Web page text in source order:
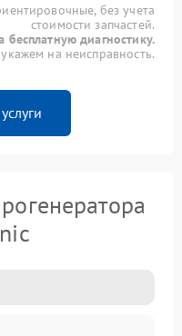
без учета
стоимости запчастей.
бесплатную диагностику.
на неисправность.